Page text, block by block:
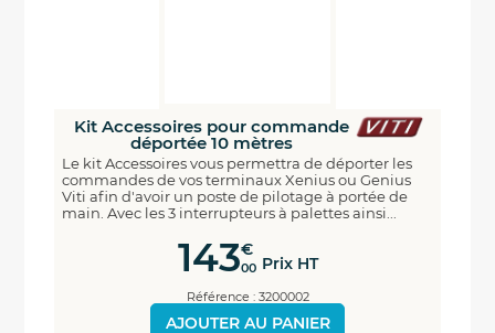
Kit Accessoires pour commande
déportée 10 mètres
Le kit Accessoires vous permettra de déporter les
commandes de vos terminaux Xenius ou Genius
Viti afin d'avoir un poste de pilotage à portée de
main. Avec les 3 interrupteurs à palettes ainsi...
143€
00 Prix HT
Référence : 3200002
AJOUTER AU PANIER